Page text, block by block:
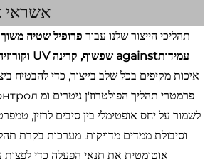
אשראי
תהליכי הייצור שלנו עבור
עמידותagainst שפשוף, קרינה UV וקורוזיה
איכות מקיפים בכל שלב בייצור, כדי להבטיח
לשמור על יחס אופטימלי בין סיבים לרזין,
וסיבולת ממדים מדויקות. מערכות בקרת
אוטומטית את תנאי הפעלה כדי לפצות